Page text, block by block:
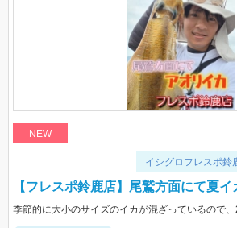
NEW
イシグロフレスポ鈴
【フレスポ鈴鹿店】尾鷲方面にて夏